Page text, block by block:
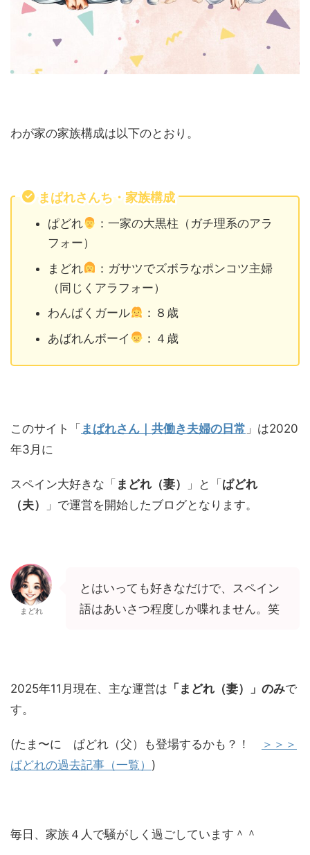
わが家の家族構成は以下のとおり。
まぱれさんち・家族構成
ぱどれ
：一家の大黒柱（ガチ理系のアラ
フォー）
まどれ
：ガサツでズボラなポンコツ主婦
（同じくアラフォー）
わんぱくガール
：８歳
あばれんボーイ
：４歳
このサイト「 まぱれさん｜共働き夫婦の日常 」は2020
年3月に
スペイン大好きな「 まどれ（妻） 」と「 ぱどれ
（夫）
」で運営を開始したブログとなります。
まどれ
とはいっても好きなだけで、スペイン
語はあいさつ程度しか喋れません。笑
2025年11月現在、主な運営は 「まどれ（妻）」のみで
す。
(たま〜に ぱどれ（父）も登場するかも？！
＞＞＞
ぱどれの過去記事（一覧） )
毎日、家族４人で騒がしく過ごしています＾＾